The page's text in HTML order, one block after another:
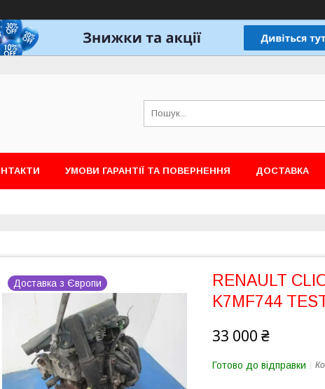
УМОВИ ГАРАНТІЇ ТА ПОВЕРНЕННЯ ДОСТАВКА
Доставка з Європи
RENAULT
K7MF744
33 000 ₴
Готово до відправки